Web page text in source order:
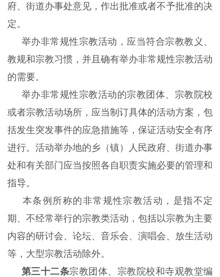
府、街道办事处意见，作出批准或者不予批准的决
定。
举办非常规性宗教活动，应当符合宗教教义、
教规和宗教习惯，并且确有举办非常规性宗教活动
的需要。
举办非常规性宗教活动的宗教团体、宗教院校
或者宗教活动场所，应当制订具体的活动方案，包
括发生突发事件的应急措施等，保证活动安全有序
进行。活动举办地的乡（镇）人民政府、街道办事
处和有关部门应当按照各自职责实施必要的管理和
指导。
本条例所称的非常规性宗教活动，是指不定
期、不经常举行的宗教类活动，包括以宗教为主要
内容的研讨会、论坛、音乐会、演唱会、放生活动
等，大型宗教活动除外。
第三十二条宗教团体、宗教院校和寺观教堂编